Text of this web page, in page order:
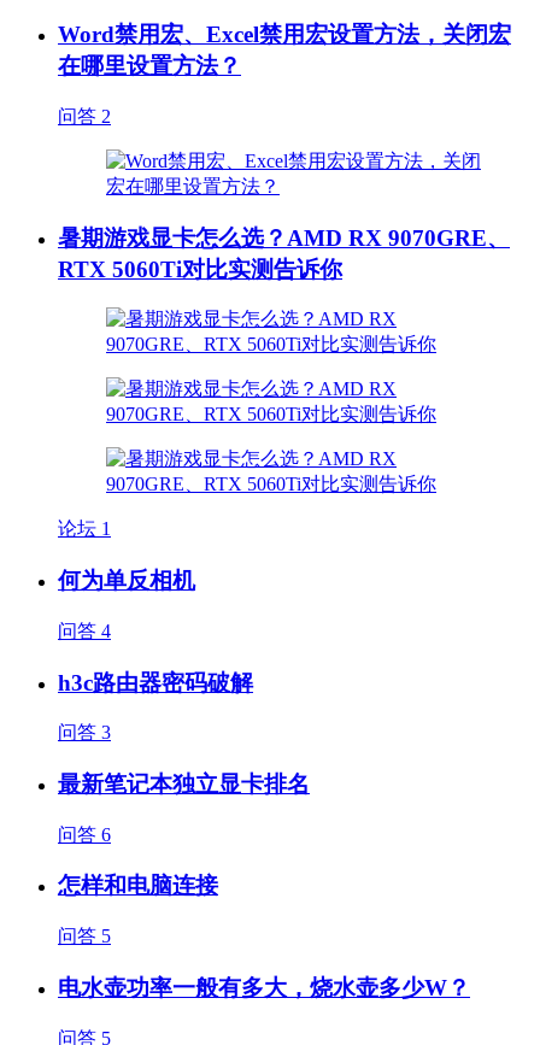
Word禁用宏、Excel禁用宏设置方法，关闭宏
在哪里设置方法？
问答 2
暑期游戏显卡怎么选？AMD RX 9070GRE、
RTX 5060Ti对比实测告诉你
论坛 1
何为单反相机
问答 4
h3c路由器密码破解
问答 3
最新笔记本独立显卡排名
问答 6
怎样和电脑连接
问答 5
电水壶功率一般有多大，烧水壶多少W？
问答 5